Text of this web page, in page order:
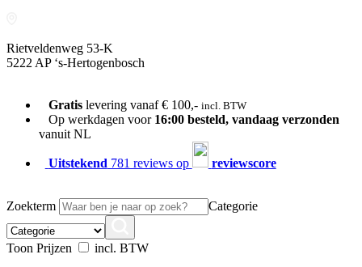
Rietveldenweg 53-K
5222 AP ‘s-Hertogenbosch
Gratislevering vanaf € 100,- incl. BTW
Op werkdagen voor 16:00 besteld, vandaag verzonden
vanuit NL
Uitstekend 781 reviews op reviewscore
Zoekterm Categorie
Toon Prijzen
incl. BTW